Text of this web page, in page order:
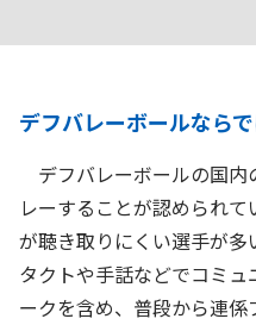
デフバレーボールなら
デフバレーボールの国内
レーすることが認められ
が聴き取りにくい選手が
タクトや手話などでコミ
ークを含め、普段から連